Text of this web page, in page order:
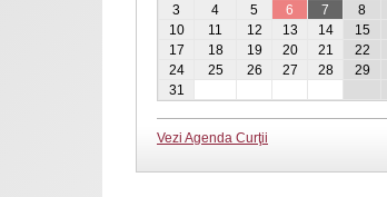
3
4 5 6 7 8
10
11 12 13 14 15
17
18 19 20 21 22
24
25 26 27 28 29
31
Vezi Agenda Curţii